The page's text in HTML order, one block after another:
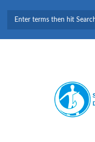
BÚSQUEDA